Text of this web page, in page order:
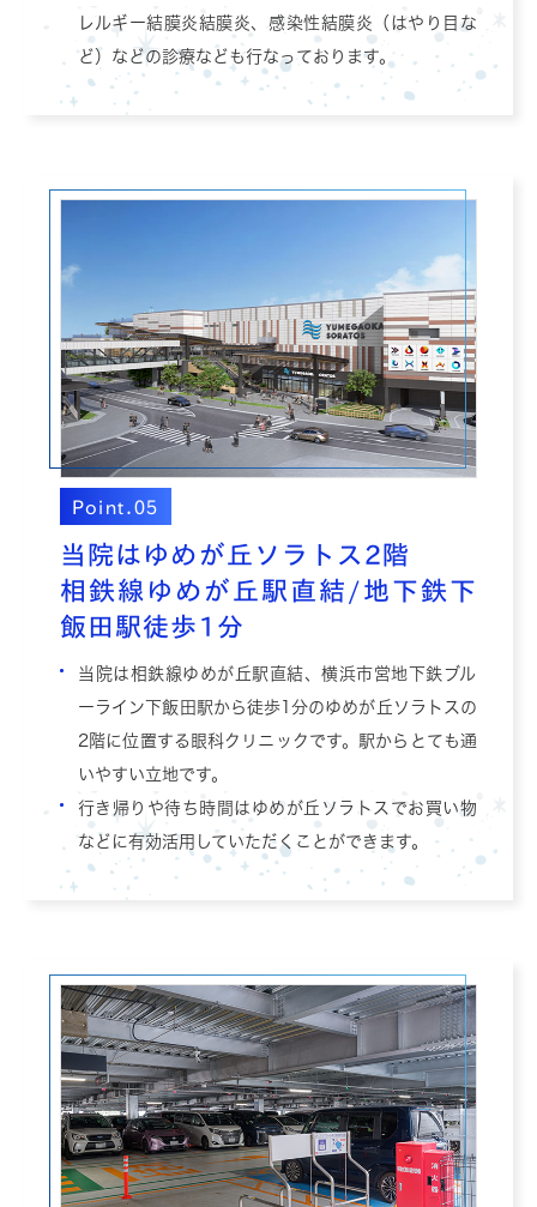
レルギー結膜炎結膜炎、感染性結膜炎（はやり目な
ど）などの診療なども行なっております。
Point.05
当院はゆめが丘ソラトス2階
相鉄線ゆめが丘駅直結/地下鉄下
飯田駅徒歩1分
当院は相鉄線ゆめが丘駅直結、横浜市営地下鉄ブル
ーライン下飯田駅から徒歩1分のゆめが丘ソラトスの
2階に位置する眼科クリニックです。駅からとても通
いやすい立地です。
行き帰りや待ち時間はゆめが丘ソラトスでお買い物
などに有効活用していただくことができます。